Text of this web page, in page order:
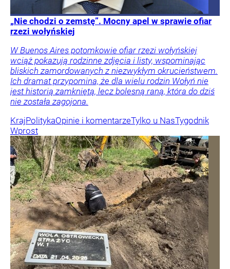
„Nie chodzi o zemstę”. Mocny apel w sprawie ofiar
rzezi wołyńskiej
W Buenos Aires potomkowie ofiar rzezi wołyńskiej
wciąż pokazują rodzinne zdjęcia i listy, wspominając
bliskich zamordowanych z niezwykłym okrucieństwem.
Ich dramat przypomina, że dla wielu rodzin Wołyń nie
jest historią zamkniętą, lecz bolesną raną, która do dziś
nie została zagojona.
KrajPolitykaOpinie i komentarzeTylko u NasTygodnik
Wprost